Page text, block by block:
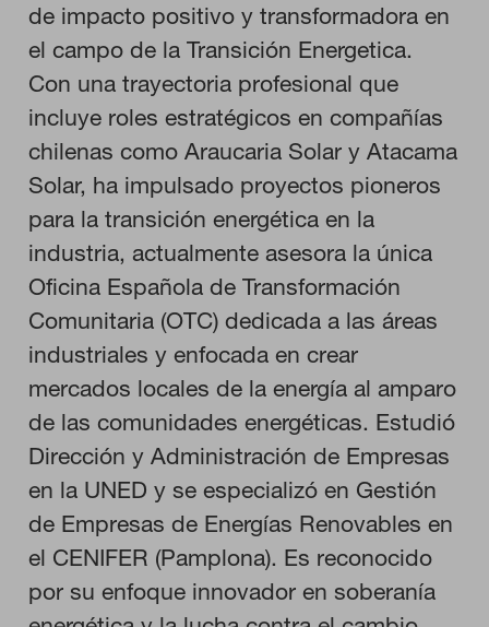
de impacto positivo y transformadora en
el campo de la Transición Energetica.
Con una trayectoria profesional que
incluye roles estratégicos en compañías
chilenas como Araucaria Solar y Atacama
Solar, ha impulsado proyectos pioneros
para la transición energética en la
industria, actualmente asesora la única
Oficina Española de Transformación
Comunitaria (OTC) dedicada a las áreas
industriales y enfocada en crear
mercados locales de la energía al amparo
de las comunidades energéticas. Estudió
Dirección y Administración de Empresas
en la UNED y se especializó en Gestión
de Empresas de Energías Renovables en
el CENIFER (Pamplona). Es reconocido
por su enfoque innovador en soberanía
CONFIGURACIÓN DE COOKIES
RECHAZAR TODO
HABILITAR TODO
Cookies necesarias
Estas cookies son necesarias para que el sitio web funcione y
configurar su navegador para bloquear o alertar sobre estas
cookies no almacenan ninguna información de identificación
Estas cookies nos permiten contar las visitas y fuentes de
tráfico para poder evaluar el rendimiento de nuestro sitio y